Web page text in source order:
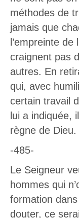
méthodes de
jamais que
l’empreinte
craignent pas
autres. En
qui, avec
certain travail
lui a indiquée,
règne de Dieu.
-485-
Le Seigneur
hommes qui
formation
douter, ce